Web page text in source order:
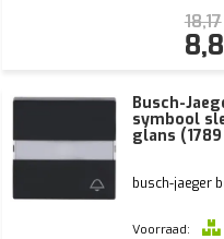
18,17
Busch-
symbool
glans (1789
busch-jaeger
Voorraad: